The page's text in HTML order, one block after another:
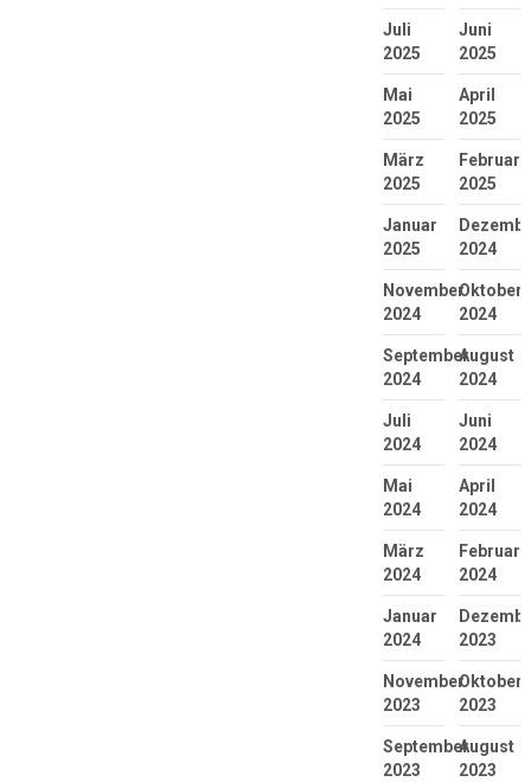
Juli
2025
Juni
2025
Mai
2025
April
2025
März
2025
Februar
2025
Januar
2025
2024
November
2024
Oktober
2024
September
2024
August
2024
Juli
2024
Juni
2024
Mai
2024
April
2024
März
2024
Februar
2024
Januar
2024
2023
November
2023
Oktober
2023
September
2023
August
2023